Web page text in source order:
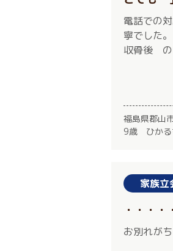
電話での
寧でした。
収骨後
福島県郡
9歳 ひかる
家族立
・・・・
お別れが